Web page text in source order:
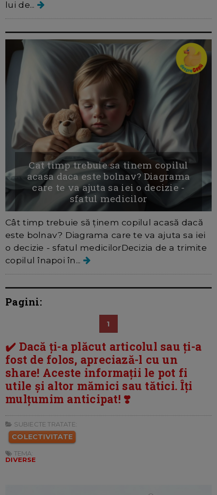
lui de...
Cat timp trebuie sa tinem copilul
acasa daca este bolnav? Diagrama
care te va ajuta sa iei o decizie -
sfatul medicilor
Cât timp trebuie să ținem copilul acasă dacă
este bolnav? Diagrama care te va ajuta sa iei
o decizie - sfatul medicilorDecizia de a trimite
copilul înapoi în...
Pagini:
1
✔️ Dacă ți-a plăcut articolul sau ți-a
fost de folos, apreciază-l cu un
share! Aceste informații le pot fi
utile și altor mămici sau tătici. Îți
mulțumim anticipat! ❣️
SUBIECTE TRATATE:
COLECTIVITATE
TEMA:
DIVERSE